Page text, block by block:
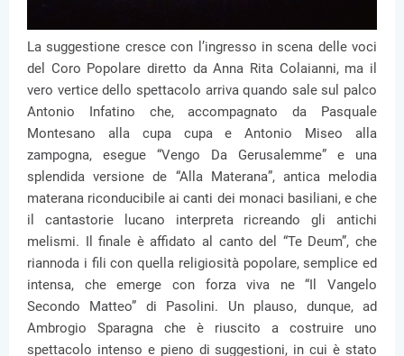
La suggestione cresce con l’ingresso in scena delle voci
del Coro Popolare diretto da Anna Rita Colaianni, ma il
vero vertice dello spettacolo arriva quando sale sul palco
Antonio Infatino che, accompagnato da Pasquale
Montesano alla cupa cupa e Antonio Miseo alla
zampogna, esegue “Vengo Da Gerusalemme” e una
splendida versione de “Alla Materana”, antica melodia
materana riconducibile ai canti dei monaci basiliani, e che
il cantastorie lucano interpreta ricreando gli antichi
melismi. Il finale è affidato al canto del “Te Deum”, che
riannoda i fili con quella religiosità popolare, semplice ed
intensa, che emerge con forza viva ne “Il Vangelo
Secondo Matteo” di Pasolini. Un plauso, dunque, ad
Ambrogio Sparagna che è riuscito a costruire uno
spettacolo intenso e pieno di suggestioni, in cui è stato